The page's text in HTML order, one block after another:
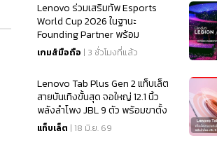
Lenovo ร่วมเสริมทัพ Esports
World Cup 2026 ในฐานะ
Founding Partner พร้อม
สนับสนุนเทคโนโลยีเกมมิ่งระดับโลก
เกมส์มือถือ | 3 ชั่วโมงที่แล้ว
Lenovo Tab Plus Gen 2 แท็บเล็ต
สายบันเทิงขั้นสุด จอใหญ่ 12.1 นิ้ว
พลังลำโพง JBL 9 ตัว พร้อมขาตั้ง
หมุนได้ 360 องศา
แท็บเล็ต | 18 มิ.ย. 69